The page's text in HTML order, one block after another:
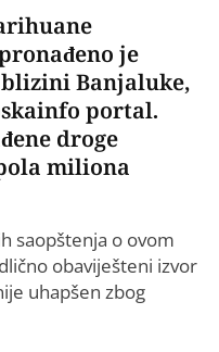
je
Banjaluke,
portal.
droge
miliona
saopštenja o ovom
obaviješteni izvor
uhapšen zbog